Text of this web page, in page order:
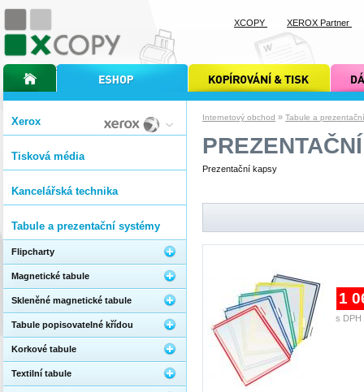
Internetový obchod » Tabule a
Prezentační kapsy
1
s DPH
Xerox
Tisková média
Kancelářská technika
Tabule a prezentační systémy
Flipcharty
Magnetické tabule
Skleněné magnetické tabule
Tabule popisovatelné křídou
Korkové tabule
Textilní tabule
úvodní stránka xcopyinternetový obchod xcopy kopírování a tisk xcopy dárkové
XCOPY XEROX Partner